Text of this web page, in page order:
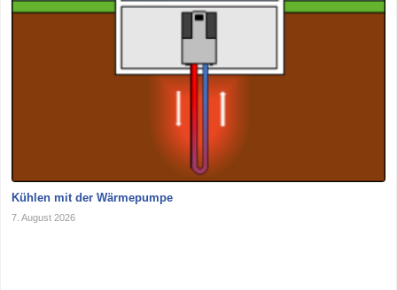
Kühlen mit der Wärmepumpe
7. August 2026